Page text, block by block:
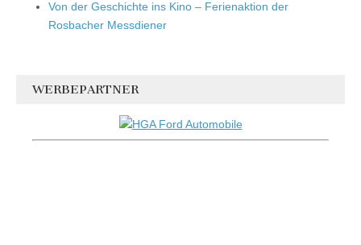
Von der Geschichte ins Kino – Ferienaktion der
Rosbacher Messdiener
WERBEPARTNER